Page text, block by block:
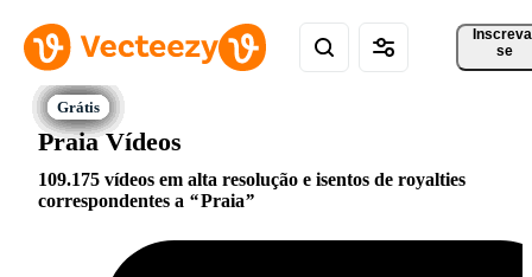
se
Praia Vídeos
109.175 vídeos em alta resolução e isentos de royalties
correspondentes a
Praia